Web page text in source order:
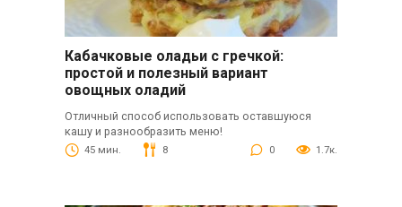
Кабачковые оладьи с гречкой:
простой и полезный вариант
овощных оладий
Отличный способ использовать оставшуюся
кашу и разнообразить меню!
45 мин. 8 0 1.7к.